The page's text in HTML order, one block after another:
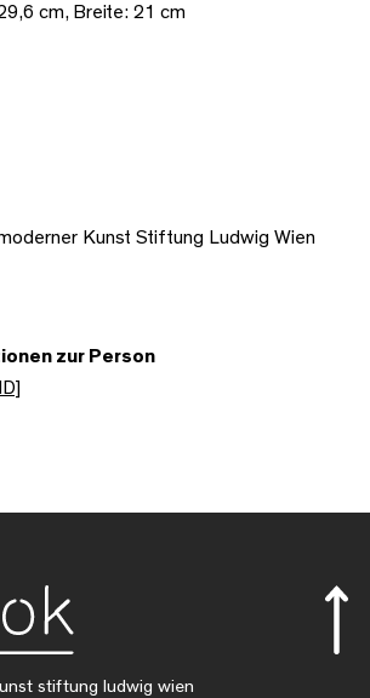
cm, Breite: 21 cm
Kunst Stiftung Ludwig Wien
zur Person
stiftung ludwig wien